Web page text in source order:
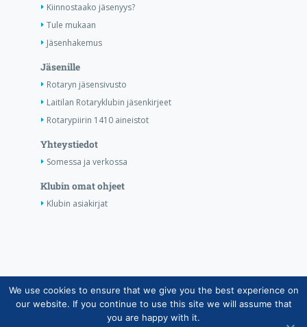
Kiinnostaako jäsenyys?
Tule mukaan
Jäsenhakemus
Jäsenille
Rotaryn jäsensivusto
Laitilan Rotaryklubin jäsenkirjeet
Rotarypiirin 1410 aineistot
Yhteystiedot
Somessa ja verkossa
Klubin omat ohjeet
Klubin asiakirjat
Copyright © Suomen Rotarypalvelu ry 2026 |
Jäsentietojärjestelmän tietosuojaseloste| Henkilötietojen
käsittely Rotarytoiminnassa
We use cookies to ensure that we give you the best experience on
our website. If you continue to use this site we will assume that
you are happy with it.